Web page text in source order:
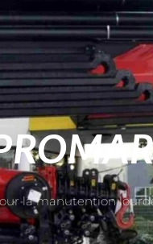
la manutention